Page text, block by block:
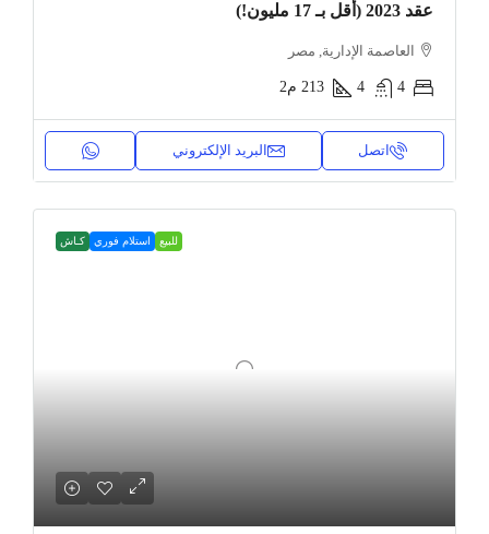
عقد 2023 (أقل بـ 17 مليون!)
العاصمة الإدارية, مصر
4
4
213 م2
اتصل البريد الإلكتروني
للبيع استلام فوري كـاش